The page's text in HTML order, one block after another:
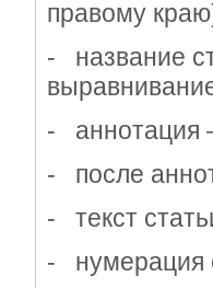
правому
- название
- аннотация
- после
- текст
- нумерация